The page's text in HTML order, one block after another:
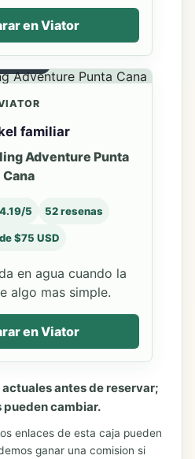
en Viator
familiar
Adventure Punta
Cana
5 52 resenas
$75 USD
en agua cuando la
algo mas simple.
en Viator
antes de reservar;
pueden cambiar.
enlaces de esta caja pueden
ganar una comision si